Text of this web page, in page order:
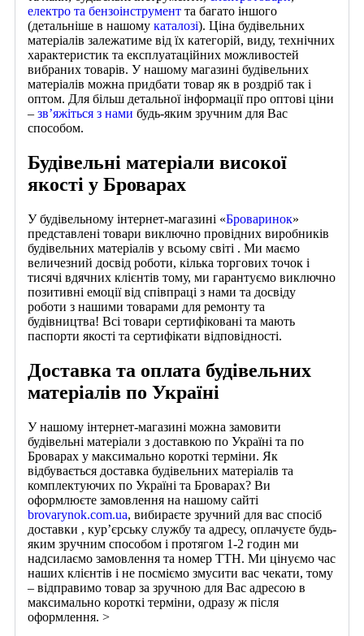
електро та бензоінструмент та багато іншого
(детальніше в нашому каталозі). Ціна будівельних
матеріалів залежатиме від їх категорій, виду, технічних
характеристик та експлуатаційних можливостей
вибраних товарів. У нашому магазині будівельних
матеріалів можна придбати товар як в роздріб так і
оптом. Для більш детальної інформації про оптові ціни
– зв’яжіться з нами будь-яким зручним для Вас
способом.
Будівельні матеріали високої
якості у Броварах
У будівельному інтернет-магазині «Броваринок»
представлені товари виключно провідних виробників
будівельних матеріалів у всьому світі . Ми маємо
величезний досвід роботи, кілька торгових точок і
тисячі вдячних клієнтів тому, ми гарантуємо виключно
позитивні емоції від співпраці з нами та досвіду
роботи з нашими товарами для ремонту та
будівництва! Всі товари сертифіковані та мають
паспорти якості та сертифікати відповідності.
Доставка та оплата будівельних
матеріалів по Україні
У нашому інтернет-магазині можна замовити
будівельні матеріали з доставкою по Україні та по
Броварах у максимально короткі терміни. Як
відбувається доставка будівельних матеріалів та
комплектуючих по Україні та Броварах? Ви
оформлюєте замовлення на нашому сайті
brovarynok.com.ua, вибираєте зручний для вас спосіб
доставки , кур’єрську службу та адресу, оплачуєте будь-
яким зручним способом і протягом 1-2 годин ми
надсилаємо замовлення та номер ТТН. Ми цінуємо час
наших клієнтів і не посміємо змусити вас чекати, тому
– відправимо товар за зручною для Вас адресою в
максимально короткі терміни, одразу ж після
оформлення. >